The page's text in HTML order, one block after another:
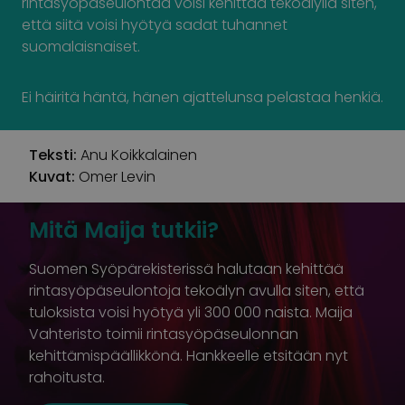
että siitä voisi hyötyä sadat tuhannet
suomalaisnaiset.
Ei häiritä häntä, hänen ajattelunsa pelastaa henkiä.
Teksti: Anu Koikkalainen
Kuvat: Omer Levin
Mitä Maija tutkii?
Suomen Syöpärekisterissä halutaan kehittää
rintasyöpäseulontoja tekoälyn avulla siten, että
tuloksista voisi hyötyä yli 300 000 naista. Maija
Vahteristo toimii rintasyöpäseulonnan
kehittämispäällikkönä. Hankkeelle etsitään nyt
rahoitusta.